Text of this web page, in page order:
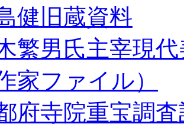
健旧蔵資料
繁男氏主宰現
家ファイル）
府寺院重宝調